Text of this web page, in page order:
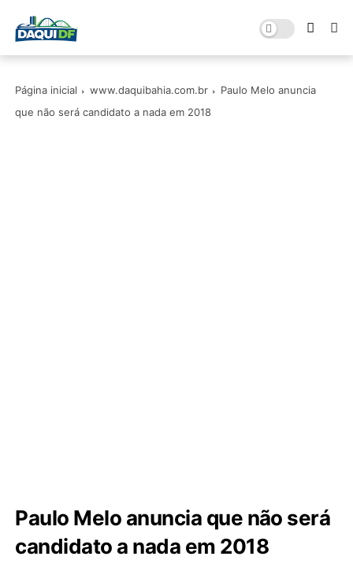
Página inicial www.daquibahia.com.br
Paulo Melo anuncia
que não será candidato a nada em 2018
Paulo Melo anuncia que não será
candidato a nada em 2018